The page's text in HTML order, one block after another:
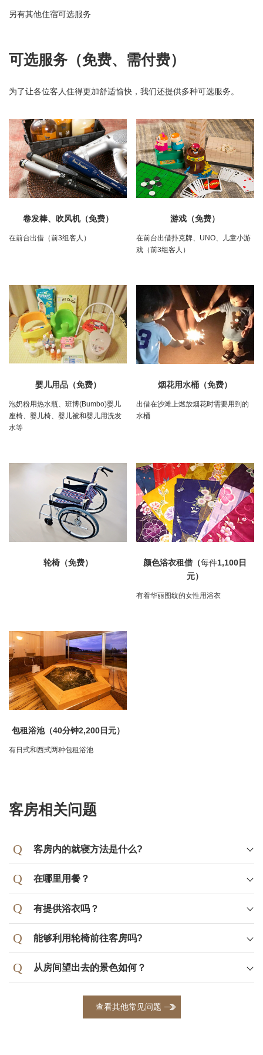
另有其他住宿可选服务
可选服务（免费、需付费）
为了让各位客人住得更加舒适愉快，我们还提供多种可选服务。
卷发棒、吹风机（免费）
在前台出借（前3组客人）
游戏（免费）
在前台出借扑克牌、UNO、儿童小游
戏（前3组客人）
婴儿用品（免费）
泡奶粉用热水瓶、班博(Bumbo)婴儿
座椅、婴儿椅、婴儿被和婴儿用洗发
水等
烟花用水桶（免费）
出借在沙滩上燃放烟花时需要用到的
水桶
轮椅（免费） 颜色浴衣租借（每件1,100日
元）
有着华丽图纹的女性用浴衣
包租浴池（40分钟2,200日元）
有日式和西式两种包租浴池
客房相关问题
客房内的就寝方法是什么?
在哪里用餐 ？
有提供浴衣吗？
能够利用轮椅前往客房吗?
从房间望出去的景色如何？
查看其他常见问题